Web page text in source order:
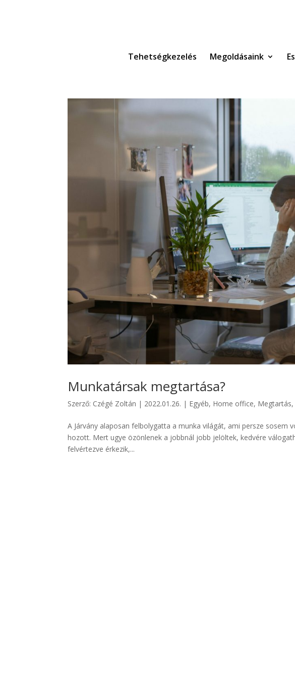
Tehetségkezelés Megoldásaink
Munkatársak megtartása?
Szerző: Czégé Zoltán | 2022.01.26. | Egyéb, Home office, Megtartás,
A Járvány alaposan felbolygatta a munka világát, ami persze sosem
hozott. Mert ugye özönlenek a jobbnál jobb jelöltek, kedvére
felvértezve érkezik,...